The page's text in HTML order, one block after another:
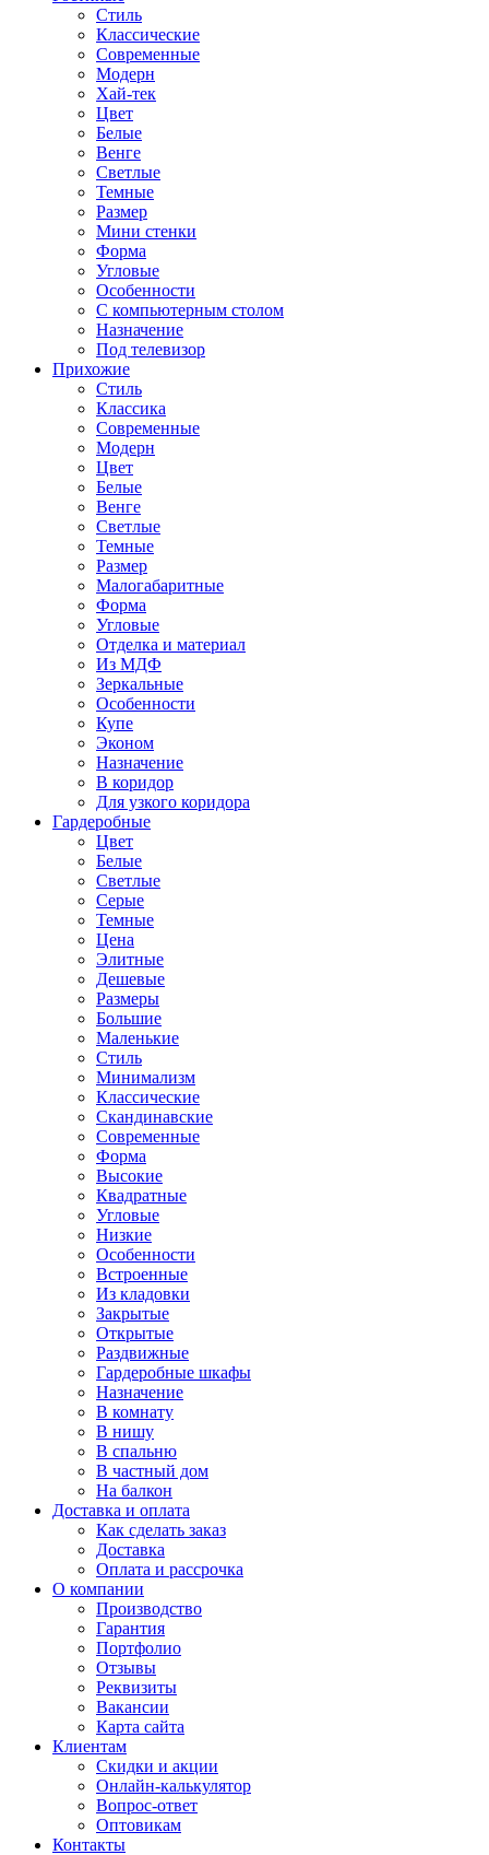
Стиль
Классические
Современные
Модерн
Хай-тек
Цвет
Белые
Венге
Светлые
Темные
Размер
Мини стенки
Форма
Угловые
Особенности
С компьютерным столом
Назначение
Под телевизор
Прихожие
Стиль
Классика
Современные
Модерн
Цвет
Белые
Венге
Светлые
Темные
Размер
Малогабаритные
Форма
Угловые
Отделка и материал
Из МДФ
Зеркальные
Особенности
Купе
Эконом
Назначение
В коридор
Для узкого коридора
Гардеробные
Цвет
Белые
Светлые
Серые
Темные
Цена
Элитные
Дешевые
Размеры
Большие
Маленькие
Стиль
Минимализм
Классические
Скандинавские
Современные
Форма
Высокие
Квадратные
Угловые
Низкие
Особенности
Встроенные
Из кладовки
Закрытые
Открытые
Раздвижные
Гардеробные шкафы
Назначение
В комнату
В нишу
В спальню
В частный дом
На балкон
Доставка и оплата
Как сделать заказ
Доставка
Оплата и рассрочка
О компании
Производство
Гарантия
Портфолио
Отзывы
Реквизиты
Вакансии
Карта сайта
Клиентам
Скидки и акции
Онлайн-калькулятор
Вопрос-ответ
Оптовикам
Контакты